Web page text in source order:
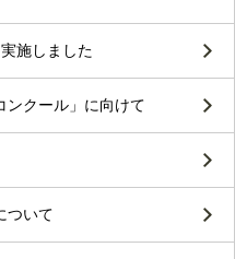
施しました
ンクール」に向けて
ついて